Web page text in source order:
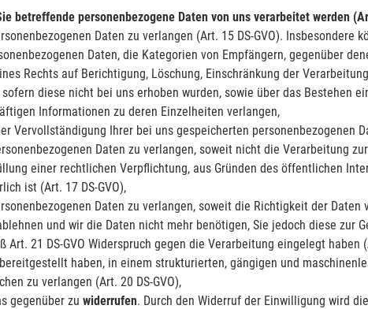
betreffende personenbezogene Daten von uns verarbeitet werden
Daten zu verlangen (Art. 15 DS-GVO). Insbesondere
Daten, die Kategorien von Empfängern, gegenüber
Rechts auf Berichtigung, Löschung, Einschränkung der
diese nicht bei uns erhoben wurden, sowie über das Bestehen
Informationen zu deren Einzelheiten verlangen,
Vervollständigung Ihrer bei uns gespeicherten personenbezogenen
Daten zu verlangen, soweit nicht die Verarbeitung
einer rechtlichen Verpflichtung, aus Gründen des öffentlichen
ist (Art. 17 DS-GVO),
Daten zu verlangen, soweit die Richtigkeit der
und wir die Daten nicht mehr benötigen, Sie jedoch diese zur
21 DS-GVO Widerspruch gegen die Verarbeitung eingelegt haben
haben, in einem strukturierten, gängigen und
zu verlangen (Art. 20 DS-GVO),
gegenüber zu widerrufen. Durch den Widerruf der Einwilligung wird